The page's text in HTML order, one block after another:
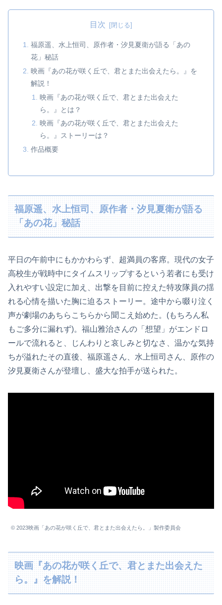
目次
福原遥、水上恒司、原作者・汐見夏衛が語る「あの
花」秘話
映画『あの花が咲く丘で、君とまた出会えたら。』を
解説！
映画『あの花が咲く丘で、君とまた出会えた
ら。』とは？
映画『あの花が咲く丘で、君とまた出会えた
ら。』ストーリーは？
作品概要
福原遥、水上恒司、原作者・汐見夏衛が語る
「あの花」秘話
平日の午前中にもかかわらず、超満員の客席。現代の女子
高校生が戦時中にタイムスリップするという若者にも受け
入れやすい設定に加え、出撃を目前に控えた特攻隊員の揺
れる心情を描いた胸に迫るストーリー。途中から啜り泣く
声が劇場のあちらこちらから聞こえ始めた。(もちろん私
もご多分に漏れず)。福山雅治さんの「想望」がエンドロ
ールで流れると、じんわりと哀しみと切なさ、温かな気持
ちが溢れたその直後、福原遥さん、水上恒司さん、原作の
汐見夏衛さんが登壇し、盛大な拍手が送られた。
© 2023映画「あの花が咲く丘で、君とまた出会えたら。」製作委員会
映画『あの花が咲く丘で、君とまた出会えた
ら。』を解説！